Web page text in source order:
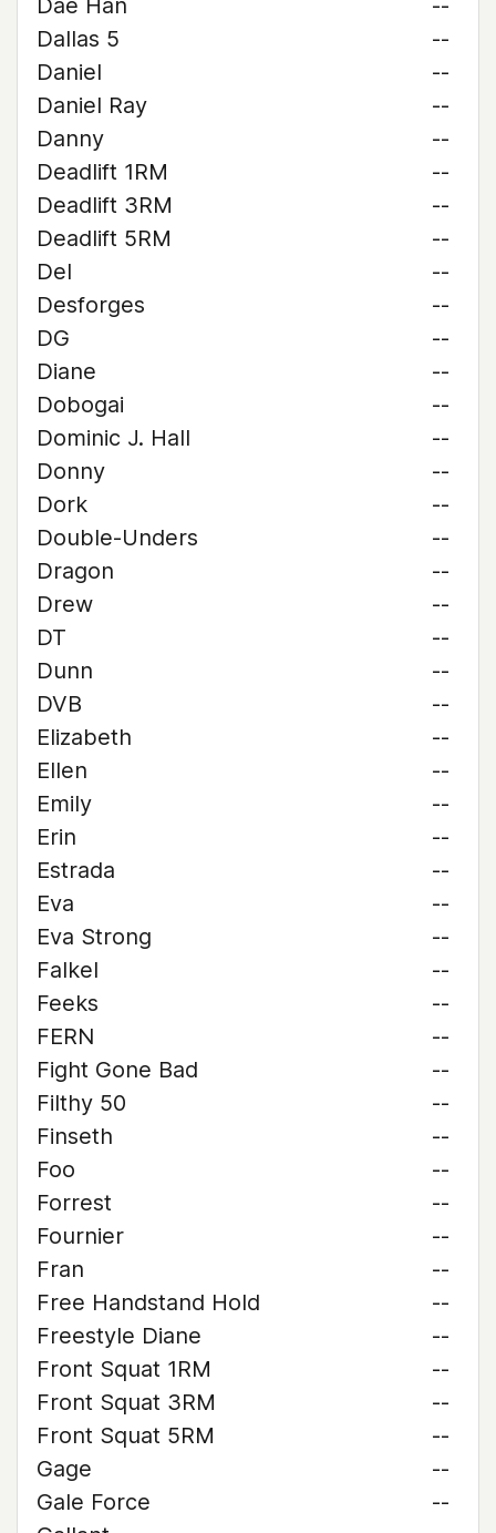
Dae Han
--
Dallas 5
--
Daniel
--
Daniel Ray
--
Danny
--
Deadlift 1RM
--
Deadlift 3RM
--
Deadlift 5RM
--
Del
--
Desforges
--
DG
--
Diane
--
Dobogai
--
Dominic J. Hall
--
Donny
--
Dork
--
Double-Unders
--
Dragon
--
Drew
--
DT
--
Dunn
--
DVB
--
Elizabeth
--
Ellen
--
Emily
--
Erin
--
Estrada
--
Eva
--
Eva Strong
--
Falkel
--
Feeks
--
FERN
--
Fight Gone Bad
--
Filthy 50
--
Finseth
--
Foo
--
Forrest
--
Fournier
--
Fran
--
Free Handstand Hold
--
Freestyle Diane
--
Front Squat 1RM
--
Front Squat 3RM
--
Front Squat 5RM
--
Gage
--
Gale Force
--